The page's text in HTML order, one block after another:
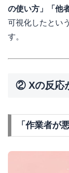
の使い方」「他
可視化したとい
す。
② Xの反応
「作業者が